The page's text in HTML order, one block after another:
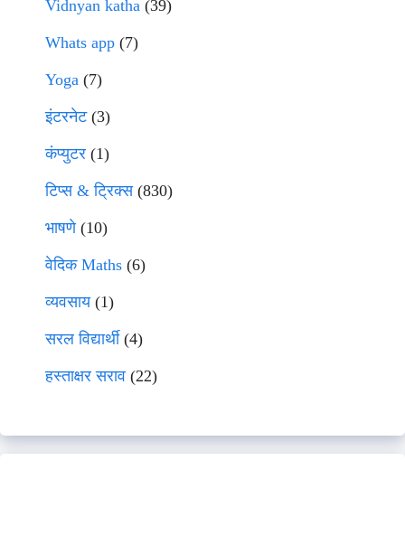
Vidnyan katha (39)
Whats app (7)
Yoga (7)
इंटरनेट(3)
कंप्युटर (1)
टिप्स & ट्रिक्स(830)
भाषणे(10)
वेदिक Maths (6)
व्यवसाय(1)
सरल विद्यार्थी(4)
हस्ताक्षर सराव (22)